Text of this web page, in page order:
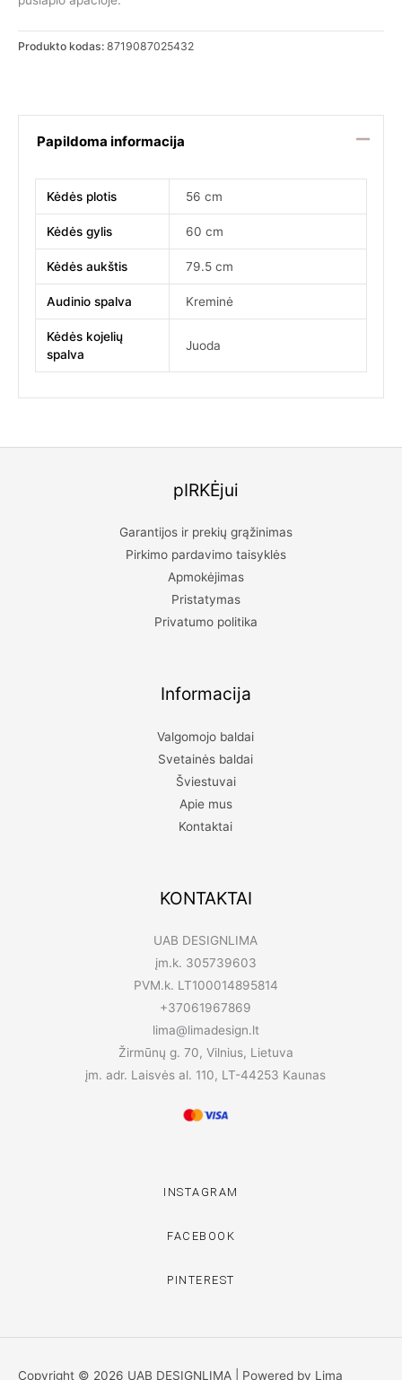
Produkto kodas: 8719087025432
Papildoma informacija
Kėdės plotis 56 cm
Kėdės gylis 60 cm
Kėdės aukštis 79.5 cm
Audinio spalva Kreminė
Kėdės kojelių
spalva
Juoda
pIRKĖjui
Garantijos ir prekių grąžinimas
Pirkimo pardavimo taisyklės
Apmokėjimas
Pristatymas
Privatumo politika
Informacija
Valgomojo baldai
Svetainės baldai
Šviestuvai
Apie mus
Kontaktai
KONTAKTAI
UAB DESIGNLIMA
įm.k. 305739603
PVM.k. LT100014895814
+37061967869
lima@limadesign.lt
Žirmūnų g. 70, Vilnius, Lietuva
įm. adr. Laisvės al. 110, LT-44253 Kaunas
INSTAGRAM
FACEBOOK
PINTEREST
Copyright © 2026 UAB DESIGNLIMA | Powered by Lima